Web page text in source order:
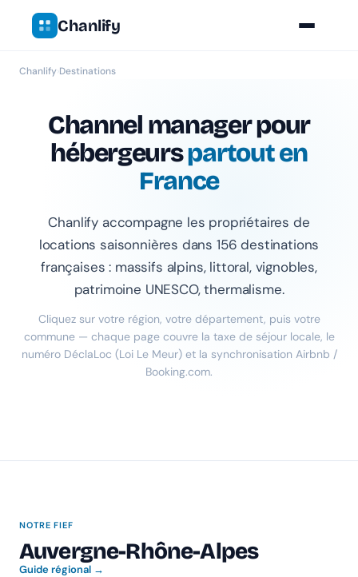
Chanlify
Chanlify›Destinations
Channel manager pour
hébergeurspartout en
France
Chanlify accompagne les propriétaires de
locations saisonnières dans 156 destinations
françaises : massifs alpins, littoral, vignobles,
patrimoine UNESCO, thermalisme.
Cliquez sur votre région, votre département, puis votre
commune — chaque page couvre la taxe de séjour locale, le
numéro DéclaLoc (Loi Le Meur) et la synchronisation Airbnb /
Booking.com.
NOTRE FIEF
Auvergne-Rhône-Alpes
Guide régional →
Chanlify Assistant